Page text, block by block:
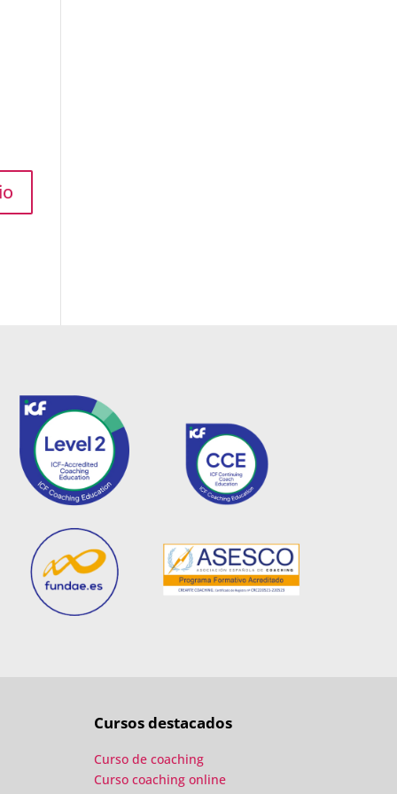
Cursos destacados
Curso de coaching
Curso coaching online